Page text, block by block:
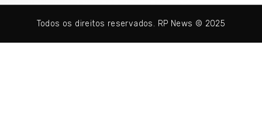
Todos os direitos reservados. RP News © 2025